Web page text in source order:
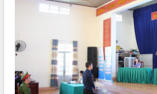
VĂN BẢN HĐND TỈNH
ĐIỂM TIN VĂN BẢN
QUY HOẠCH - KẾ HOẠCH